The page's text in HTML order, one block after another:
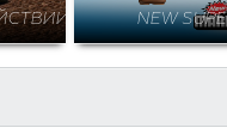
NEW